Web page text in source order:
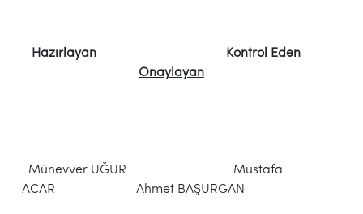
Hazırlayan
Kontrol Eden
Onaylayan
Münevver UĞUR Mustafa
ACAR Ahmet BAŞURGAN